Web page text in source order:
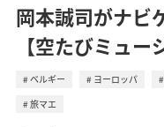
岡本誠司がナビ
【空たびミュ
ベルギー ヨーロッパ
旅マエ